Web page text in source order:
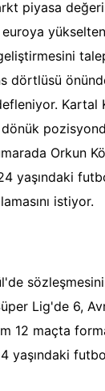
piyasa
dörtlüsü
Kartal
Orkun
yaşındaki
istiyor.
sözleşmesini
Lig'de 6,
12 maçta
yaşındaki